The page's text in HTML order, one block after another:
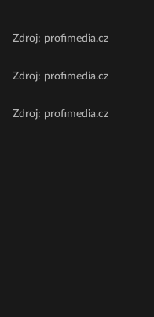
Zdroj: profimedia.cz
Zdroj: profimedia.cz
Zdroj: profimedia.cz